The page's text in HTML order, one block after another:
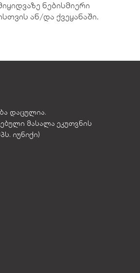
ნებისმიერი
ან/და ქვეყანაში.
დაცულია.
მასალა ეკუთვნის
იუნიქი)